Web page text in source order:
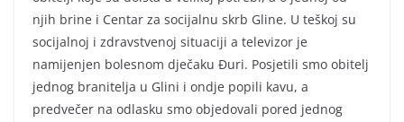
njih brine i Centar za socijalnu skrb Gline. U teškoj su
socijalnoj i zdravstvenoj situaciji a televizor je
namijenjen bolesnom dječaku Đuri. Posjetili smo obitelj
jednog branitelja u Glini i ondje popili kavu, a
predvečer na odlasku smo objedovali pored jednog